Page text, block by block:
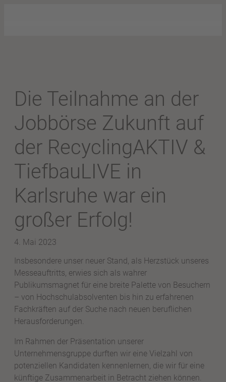
Die Teilnahme an der
Jobbörse Zukunft auf
der RecyclingAKTIV &
TiefbauLIVE in
Karlsruhe war ein
großer Erfolg!
4. Mai 2023
Insbesondere unser neuer Stand, als Herzstück unseres
Messeauftritts, erwies sich als wahrer
Publikumsmagnet für eine breite Palette von Besuchern
– von Hochschulabsolventen bis hin zu erfahrenen
Fachkräften auf der Suche nach neuen beruflichen
Herausforderungen.
Im Rahmen der Präsentation unserer
Unternehmensgruppe durften wir eine Vielzahl von
potenziellen Kandidaten kennenlernen, die wir für eine
künftige Zusammenarbeit in Betracht ziehen können.